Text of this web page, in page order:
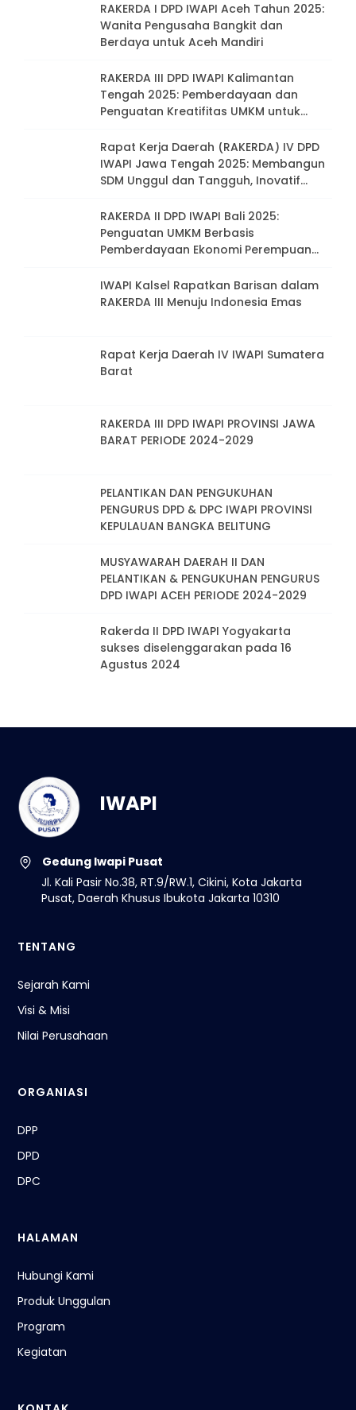
RAKERDA I DPD IWAPI Aceh Tahun 2025:
Wanita Pengusaha Bangkit dan
Berdaya untuk Aceh Mandiri
RAKERDA III DPD IWAPI Kalimantan
Tengah 2025: Pemberdayaan dan
Penguatan Kreatifitas UMKM untuk
Rapat Kerja Daerah (RAKERDA) IV DPD
IWAPI Jawa Tengah 2025: Membangun
SDM Unggul dan Tangguh, Inovatif
RAKERDA II DPD IWAPI Bali 2025:
Penguatan UMKM Berbasis
Pemberdayaan Ekonomi Perempuan
IWAPI Kalsel Rapatkan Barisan dalam
RAKERDA III Menuju Indonesia Emas
Rapat Kerja Daerah IV IWAPI Sumatera
Barat
RAKERDA III DPD IWAPI PROVINSI JAWA
BARAT PERIODE 2024-2029
PELANTIKAN DAN PENGUKUHAN
PENGURUS DPD & DPC IWAPI PROVINSI
KEPULAUAN BANGKA BELITUNG
MUSYAWARAH DAERAH II DAN
PELANTIKAN & PENGUKUHAN PENGURUS
DPD IWAPI ACEH PERIODE 2024-2029
Rakerda II DPD IWAPI Yogyakarta
sukses diselenggarakan pada 16
Agustus 2024
IWAPI
Gedung Iwapi Pusat
Jl. Kali Pasir No.38, RT.9/RW.1, Cikini, Kota Jakarta
Pusat, Daerah Khusus Ibukota Jakarta 10310
TENTANG
Sejarah Kami
Visi & Misi
Nilai Perusahaan
ORGANIASI
DPP
DPD
DPC
HALAMAN
Hubungi Kami
Produk Unggulan
Program
Kegiatan